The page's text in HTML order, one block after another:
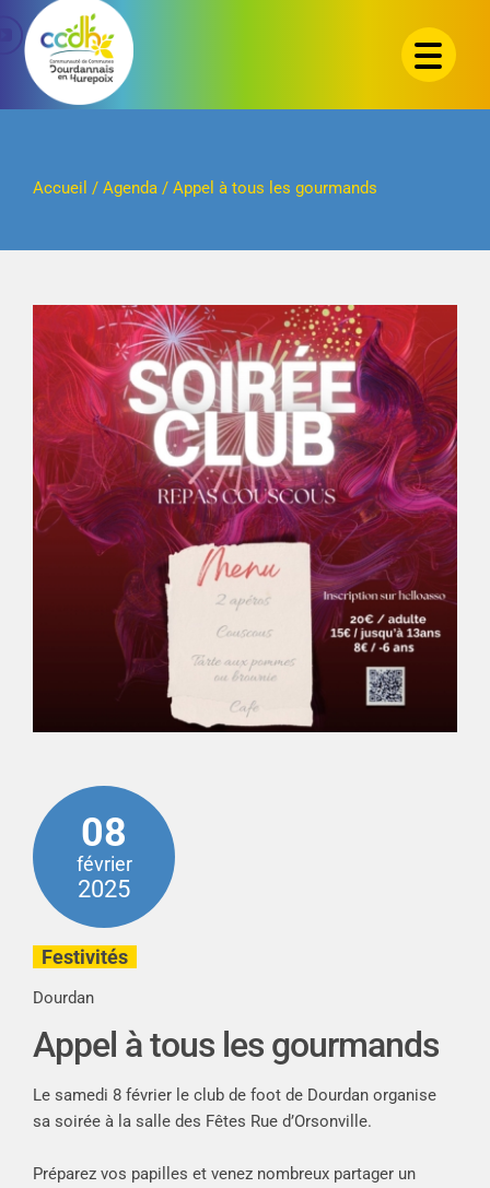
Passer
contenu
Accueil / Agenda/ Appel à tous les gourmands
08
février
2025
Festivités
Dourdan
Appel à tous les gourmands
Le samedi 8 février le club de foot de Dourdan organise
sa soirée à la salle des Fêtes Rue d’Orsonville.
Préparez vos papilles et venez nombreux partager un